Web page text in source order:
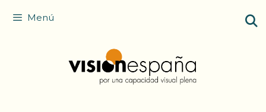
Menú